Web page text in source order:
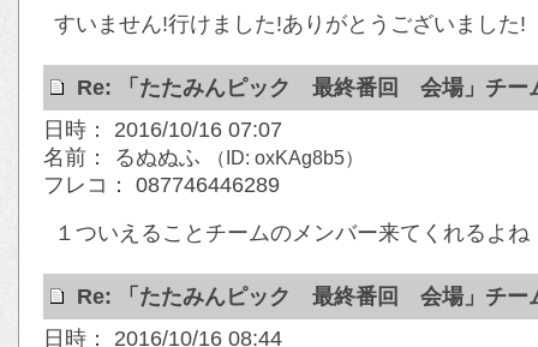
すいません!行けました!ありがとうございました!
Re: 「たたみんピック 最終番回 会場」チー
日時： 2016/10/16 07:07
名前： るぬぬふ
（ID: oxKAg8b5）
フレコ： 087746446289
１ついえることチームのメンバー来てくれるよね
Re: 「たたみんピック 最終番回 会場」チー
日時： 2016/10/16 08:44